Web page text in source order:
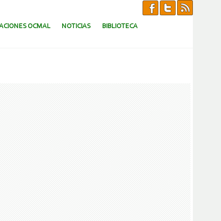
OCMAL NOTICIAS BIBLIOTECA